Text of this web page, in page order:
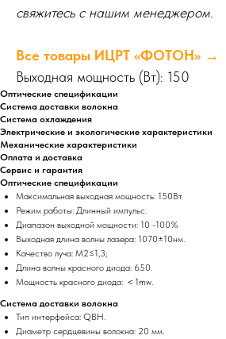
свяжитесь с нашим менеджером.
Все товары ИЦРТ «ФОТОН» →
Выходная мощность (Вт): 150
Оптические спецификации
Система доставки волокна
Система охлаждения
Электрические и экологические характеристики
Механические характеристики
Оплата и доставка
Сервис и гарантия
Оптические спецификации
Максимальная выходная мощность: 150Вт.
Режим работы: Длинный импульс.
Диапазон выходной мощности: 10 -100%
Выходная длина волны лазера: 1070±10нм.
Качество луча: М2≤1,3;
Длина волны красного диода: 650.
Мощность красного диода: ＜1mw.
Система доставки волокна
Тип интерфейса: QBH.
Диаметр сердцевины волокна: 20 мм.